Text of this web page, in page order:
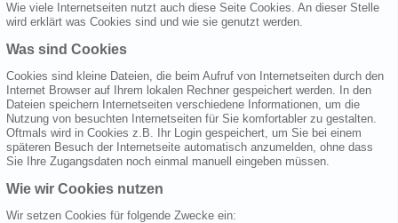
Wie viele Internetseiten nutzt auch diese Seite Cookies. An dieser Stelle
wird erklärt was Cookies sind und wie sie genutzt werden.
Was sind Cookies
Cookies sind kleine Dateien, die beim Aufruf von Internetseiten durch den
Internet Browser auf Ihrem lokalen Rechner gespeichert werden. In den
Dateien speichern Internetseiten verschiedene Informationen, um die
Nutzung von besuchten Internetseiten für Sie komfortabler zu gestalten.
Oftmals wird in Cookies z.B. Ihr Login gespeichert, um Sie bei einem
späteren Besuch der Internetseite automatisch anzumelden, ohne dass
Sie Ihre Zugangsdaten noch einmal manuell eingeben müssen.
Wie wir Cookies nutzen
Wir setzen Cookies für folgende Zwecke ein: